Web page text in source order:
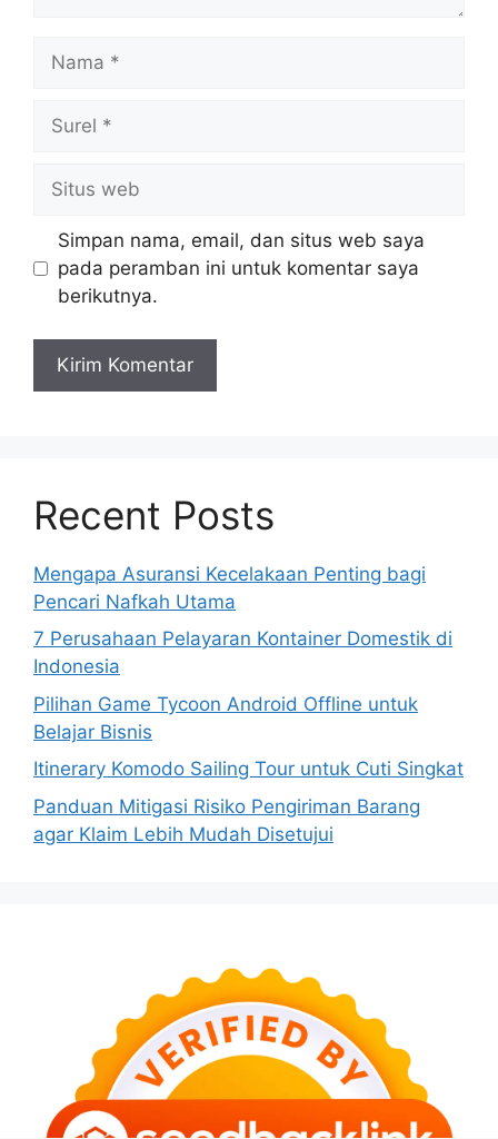
Nama
Surel
Situs
web
Simpan nama, email, dan situs web saya
pada peramban ini untuk komentar saya
berikutnya.
Recent Posts
Mengapa Asuransi Kecelakaan Penting bagi
Pencari Nafkah Utama
7 Perusahaan Pelayaran Kontainer Domestik di
Indonesia
Pilihan Game Tycoon Android Offline untuk
Belajar Bisnis
Itinerary Komodo Sailing Tour untuk Cuti Singkat
Panduan Mitigasi Risiko Pengiriman Barang
agar Klaim Lebih Mudah Disetujui